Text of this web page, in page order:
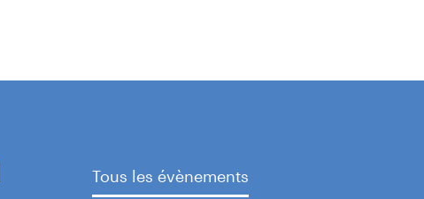
Tous les évènements